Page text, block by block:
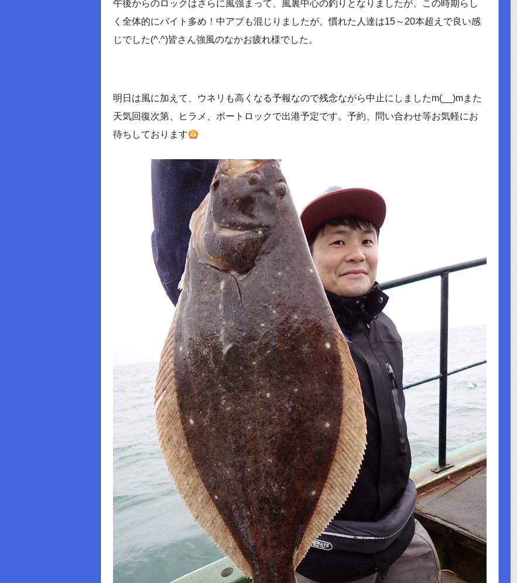
午後からのロックはさらに風強まって、風裏中心の釣りとなりましたが、この時期らし
く全体的にバイト多め！中アブも混じりましたが、慣れた人達は15～20本超えで良い感
じでした(^.^)皆さん強風のなかお疲れ様でした。
明日は風に加えて、ウネリも高くなる予報なので残念ながら中止にしましたm(__)mまた
天気回復次第、ヒラメ、ボートロックで出港予定です。予約、問い合わせ等お気軽にお
待ちしております